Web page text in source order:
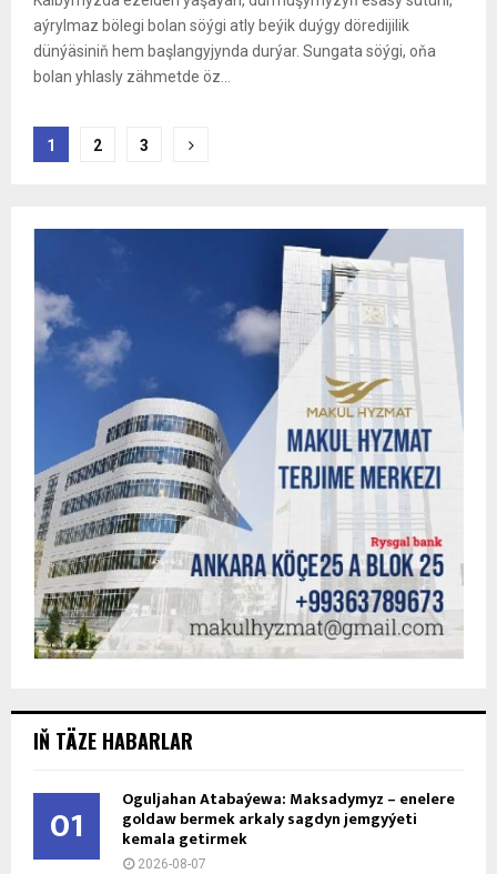
aýrylmaz bölegi bolan söýgi atly beýik duýgy döredijilik
dünýäsiniň hem başlangyjynda durýar. Sungata söýgi, oňa
bolan yhlasly zähmetde öz...
Posts
1 2 3
IŇ TÄZE HABARLAR
01 Oguljahan Atabaýewa: Maksadymyz – enelere
goldaw bermek arkaly sagdyn jemgyýeti
kemala getirmek
2026-08-07